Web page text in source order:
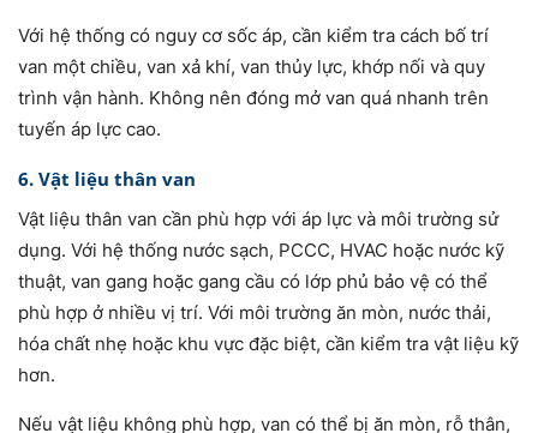
Với hệ thống có nguy cơ sốc áp, cần kiểm tra cách bố trí
van một chiều, van xả khí, van thủy lực, khớp nối và quy
trình vận hành. Không nên đóng mở van quá nhanh trên
tuyến áp lực cao.
6. Vật liệu thân van
Vật liệu thân van cần phù hợp với áp lực và môi trường sử
dụng. Với hệ thống nước sạch, PCCC, HVAC hoặc nước kỹ
thuật, van gang hoặc gang cầu có lớp phủ bảo vệ có thể
phù hợp ở nhiều vị trí. Với môi trường ăn mòn, nước thải,
hóa chất nhẹ hoặc khu vực đặc biệt, cần kiểm tra vật liệu kỹ
hơn.
Nếu vật liệu không phù hợp, van có thể bị ăn mòn, rỗ thân,